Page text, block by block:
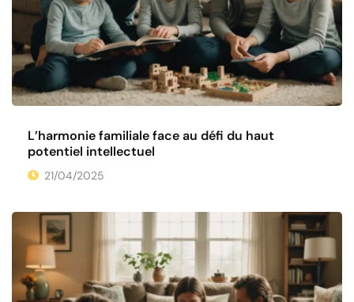
L’harmonie familiale face au défi du haut
potentiel intellectuel
21/04/2025